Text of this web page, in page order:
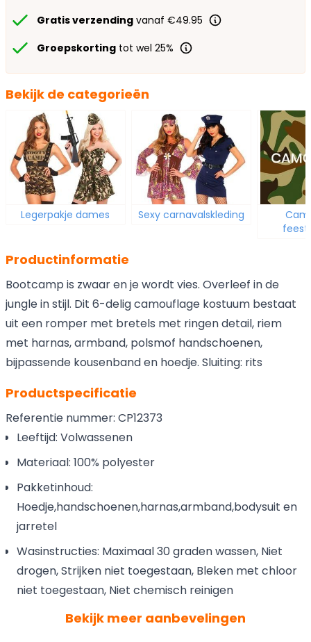
Gratis verzending vanaf €49.95
Groepskorting tot wel 25%
Bekijk de categorieën
Legerpakje dames Sexy carnavalskleding
Productinformatie
Bootcamp is zwaar en je wordt vies. Overleef in de
jungle in stijl. Dit 6-delig camouflage kostuum bestaat
uit een romper met bretels met ringen detail, riem
met harnas, armband, polsmof handschoenen,
bijpassende kousenband en hoedje. Sluiting: rits
Productspecificatie
Referentie nummer: CP12373
Leeftijd: Volwassenen
Materiaal: 100% polyester
Pakketinhoud:
Hoedje,handschoenen,harnas,armband,bodysuit en
jarretel
Wasinstructies: Maximaal 30 graden wassen, Niet
drogen, Strijken niet toegestaan, Bleken met chloor
niet toegestaan, Niet chemisch reinigen
Bekijk meer aanbevelingen